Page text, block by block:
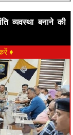
व्यवस्था बनाने की
♦